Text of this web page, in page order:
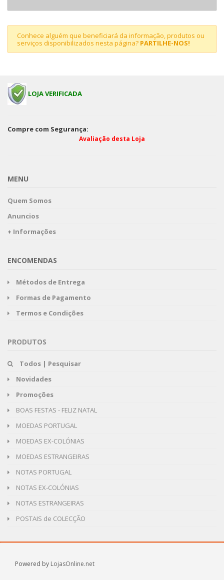
Conhece alguém que beneficiará da informação, produtos ou
serviços disponibilizados nesta página? PARTILHE-NOS!
LOJA VERIFICADA
Compre com Segurança:
Avaliação desta Loja
MENU
Quem Somos
Anuncios
+ Informações
ENCOMENDAS
Métodos de Entrega
Formas de Pagamento
Termos e Condições
PRODUTOS
Todos | Pesquisar
Novidades
Promoções
BOAS FESTAS - FELIZ NATAL
MOEDAS PORTUGAL
MOEDAS EX-COLÓNIAS
MOEDAS ESTRANGEIRAS
NOTAS PORTUGAL
NOTAS EX-COLÓNIAS
NOTAS ESTRANGEIRAS
POSTAIS de COLECÇÃO
Powered by LojasOnline.net